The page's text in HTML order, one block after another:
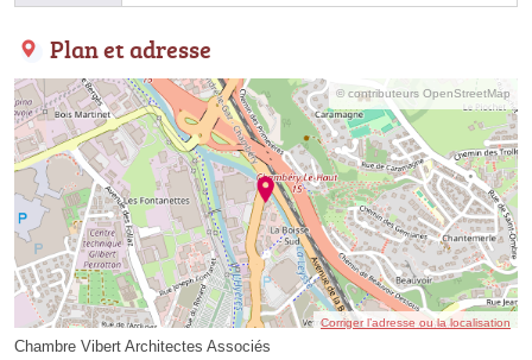
Plan et adresse
© contributeurs OpenStreetMap
Corriger l’adresse ou la localisation
Chambre Vibert Architectes Associés